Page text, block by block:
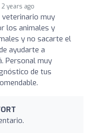
2 years ago
muy
los animales y
y no sacarte el
ayudarte a
Personal muy
de tus